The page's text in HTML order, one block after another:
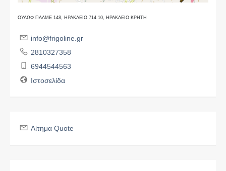
ΟΥΛΩΦ ΠΑΛΜΕ 148, ΗΡΑΚΛΕΙΟ 714 10, ΗΡΑΚΛΕΙΟ ΚΡΗΤΗ
info@frigoline.gr
2810327358
6944544563
Ιστοσελίδα
Αίτημα Quote